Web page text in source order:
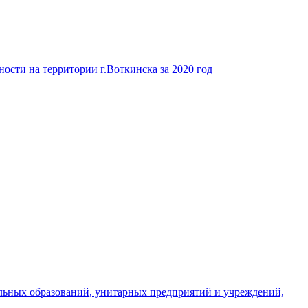
на территории г.Воткинска за 2020 год
образований, унитарных предприятий и учреждений,